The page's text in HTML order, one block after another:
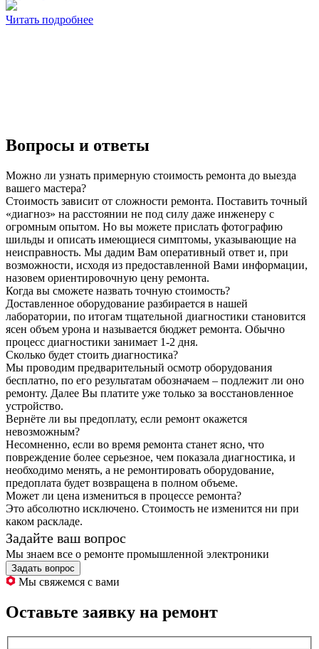
Читать подробнее
Вопросы и ответы
Можно ли узнать примерную стоимость ремонта до выезда
вашего мастера?
Стоимость зависит от сложности ремонта. Поставить точный
«диагноз» на расстоянии не под силу даже инженеру с
огромным опытом. Но вы можете прислать фотографию
шильды и описать имеющиеся симптомы, указывающие на
неисправность. Мы дадим Вам оперативный ответ и, при
возможности, исходя из предоставленной Вами информации,
назовем ориентировочную цену ремонта.
Когда вы сможете назвать точную стоимость?
Доставленное оборудование разбирается в нашей
лаборатории, по итогам тщательной диагностики становится
ясен объем урона и называется бюджет ремонта. Обычно
процесс диагностики занимает 1-2 дня.
Сколько будет стоить диагностика?
Мы проводим предварительный осмотр оборудования
бесплатно, по его результатам обозначаем – подлежит ли оно
ремонту. Далее Вы платите уже только за восстановленное
устройство.
Вернёте ли вы предоплату, если ремонт окажется
невозможным?
Несомненно, если во время ремонта станет ясно, что
повреждение более серьезное, чем показала диагностика, и
необходимо менять, а не ремонтировать оборудование,
предоплата будет возвращена в полном объеме.
Может ли цена измениться в процессе ремонта?
Это абсолютно исключено. Стоимость не изменится ни при
каком раскладе.
Задайте ваш вопрос
Мы знаем все о ремонте промышленной электроники
Задать вопрос
Мы свяжемся с вами
Оставьте заявку на ремонт